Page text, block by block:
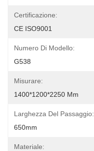
Certificazione:
CE ISO9001
Numero Di Modello:
G538
Misurare:
1400*1200*2250 Mm
Larghezza Del Passaggio:
650mm
Materiale: